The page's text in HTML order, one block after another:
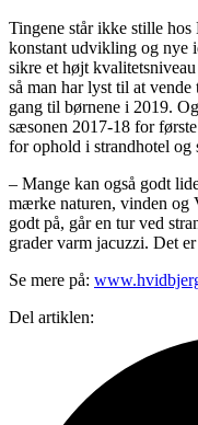
Tingene står ikke stille
konstant udvikling og nye
sikre et højt
så man har lyst til at
gang til børnene i 2019.
sæsonen 2017-18 for
for ophold i strandhotel og
– Mange kan også godt
mærke naturen, vinden og
godt på, går en tur ved
grader varm jacuzzi. Det
Se mere på:
Del artiklen: